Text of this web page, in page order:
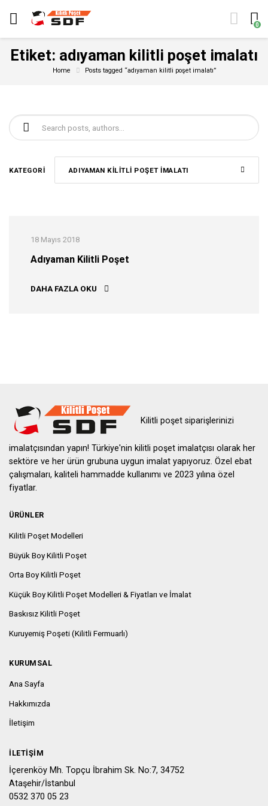
0
Etiket: adıyaman kilitli poşet imalatı
Home Posts tagged “adıyaman kilitli poşet imalatı”
Şunu ara:
KATEGORI ADIYAMAN KILITLI POŞET IMALATI
18 Mayıs 2018
Adıyaman Kilitli Poşet
DAHA FAZLA OKU ADIYAMAN KILITLI POŞET
Kilitli poşet siparişlerinizi
imalatçısından yapın! Türkiye'nin kilitli poşet imalatçısı olarak her
sektöre ve her ürün grubuna uygun imalat yapıyoruz. Özel ebat
çalışmaları, kaliteli hammadde kullanımı ve 2023 yılına özel
fiyatlar.
ÜRÜNLER
Kilitli Poşet Modelleri
Büyük Boy Kilitli Poşet
Orta Boy Kilitli Poşet
Küçük Boy Kilitli Poşet Modelleri & Fiyatları ve İmalat
Baskısız Kilitli Poşet
Kuruyemiş Poşeti (Kilitli Fermuarlı)
KURUMSAL
Ana Sayfa
Hakkımızda
İletişim
İLETIŞIM
İçerenköy Mh. Topçu İbrahim Sk. No:7, 34752
Ataşehir/İstanbul
0532 370 05 23